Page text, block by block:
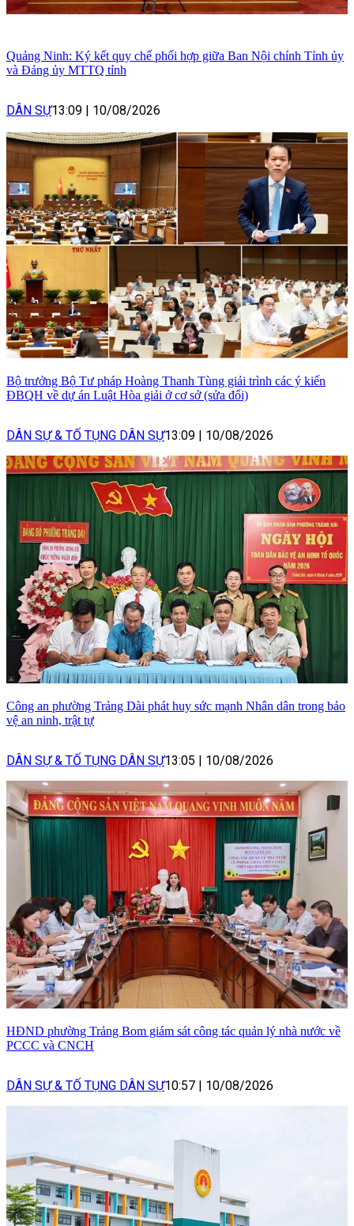
Quảng Ninh: Ký kết quy chế phối hợp giữa Ban Nội chính Tỉnh ủy
và Đảng ủy MTTQ tỉnh
DÂN SỰ13:09 10/08/2026
Bộ trưởng Bộ Tư pháp Hoàng Thanh Tùng giải trình các ý kiến
ĐBQH về dự án Luật Hòa giải ở cơ sở (sửa đổi)
DÂN SỰ & TỐ TỤNG DÂN SỰ13:09 10/08/2026
Công an phường Trảng Dài phát huy sức mạnh Nhân dân trong bảo
vệ an ninh, trật tự
DÂN SỰ & TỐ TỤNG DÂN SỰ13:05 10/08/2026
HĐND phường Trảng Bom giám sát công tác quản lý nhà nước về
PCCC và CNCH
DÂN SỰ & TỐ TỤNG DÂN SỰ10:57 10/08/2026